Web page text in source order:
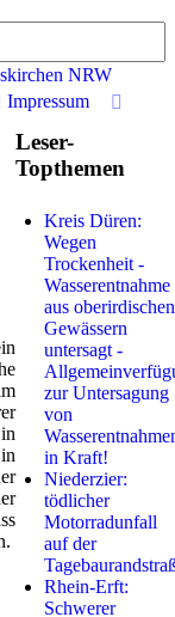
NRW
Impressum
Leser-
Topthemen
Kreis Düren:
Wegen
Trockenheit -
Wasserentnahme
aus oberirdischen
Gewässern
untersagt -
zur Untersagung
von
in Kraft!
Niederzier:
tödlicher
Motorradunfall
auf der
Rhein-Erft:
Schwerer